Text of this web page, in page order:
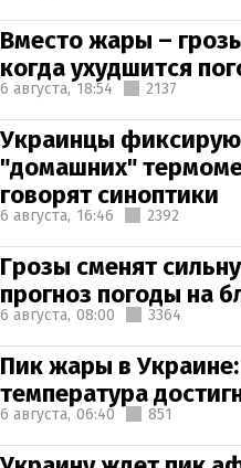
Вместо жары –
когда ухудшится
6 августа, 18:54 2137
Украинцы
"домашних"
говорят синоптики
6 августа, 16:46 2392
Грозы сменят
прогноз погоды на
6 августа, 08:00 3364
Пик жары в Украине:
температура
6 августа, 06:40 851